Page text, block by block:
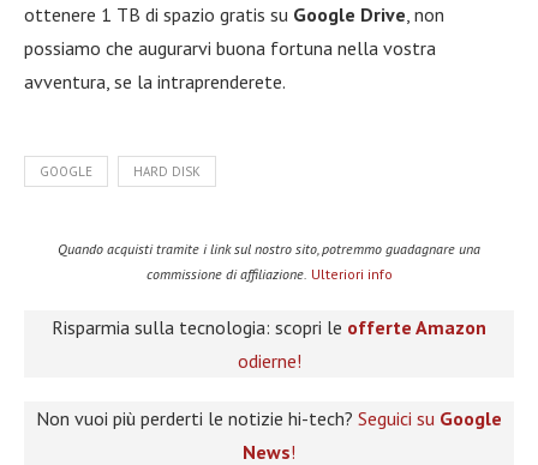
ottenere 1 TB di spazio gratis su Google Drive , non
possiamo che augurarvi buona fortuna nella vostra
avventura, se la intraprenderete.
GOOGLE HARD DISK
Quando acquisti tramite i link sul nostro sito, potremmo guadagnare una
commissione di affiliazione. Ulteriori info
Risparmia sulla tecnologia: scopri le offerte Amazon
odierne!
Non vuoi più perderti le notizie hi-tech? Seguici su Google
News!